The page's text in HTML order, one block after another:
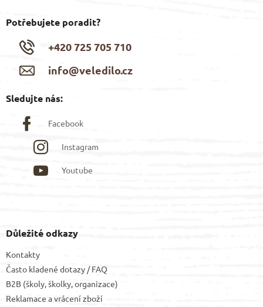
Potřebujete poradit?
+420 725 705 710
info@veledilo.cz
Sledujte nás:
Facebook
Instagram
Youtube
Důležité odkazy
Kontakty
Často kladené dotazy / FAQ
B2B (školy, školky, organizace)
Reklamace a vrácení zboží